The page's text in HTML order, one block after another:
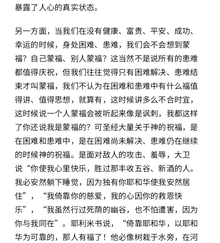
暴露了人心的真实状态。
另一方面，当我们在没有健康、富贵、平安、成功、
幸运的时候，身处困难、患难，我们会不会想到蒙
福？自己蒙福、别人蒙福？这当然不是说所有的患难
都值得庆祝，但我们往往觉得只有困难解决、患难结
束才叫蒙福，我们不认为在困难和患难中有什么福值
得讲、值得思想，就算有，这时候讲多么不合时宜，
这时候说一个人蒙福会被听起来像是讽刺，我都这样
了你还说我是蒙福的？可圣经大量关于神的祝福，是
在困难和患难中，是在困难尚未解决、患难仍在继续
的时候神的祝福。是面对敌人的攻击、羞辱，大卫
说“你使我心里快乐，胜过那丰收五谷、新酒的人。
我必安然躺下睡觉，因为独有你耶和华使我安然居
住”，“我倚靠你的慈爱，我的心因你的救恩快
乐”，“我虽然行过死荫的幽谷，也不怕遭害，因为
你与我同在”。耶利米书说，“倚靠耶和华，以耶和
华为可靠的，那人有福了！他必像树栽于水旁，在河